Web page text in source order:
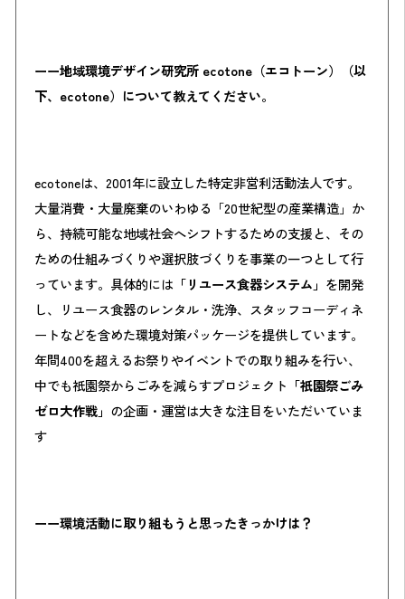
ーー地域環境デザイン研究所 ecotone（エコトーン）（以
下、ecotone）について教えてください。
ecotoneは、2001年に設立した特定非営利活動法人です。
大量消費・大量廃棄のいわゆる「20世紀型の産業構造」か
ら、持続可能な地域社会へシフトするための支援と、その
ための仕組みづくりや選択肢づくりを事業の一つとして行
っています。具体的には 「リユース食器システム」 を開発
し、リユース食器のレンタル・洗浄、スタッフコーディネ
ートなどを含めた環境対策パッケージを提供しています。
年間400を超えるお祭りやイベントでの取り組みを行い、
中でも祇園祭からごみを減らすプロジェクト 「祇園祭ごみ
ゼロ大作戦」 の企画・運営は大きな注目をいただいていま
す
ーー環境活動に取り組もうと思ったきっかけは？